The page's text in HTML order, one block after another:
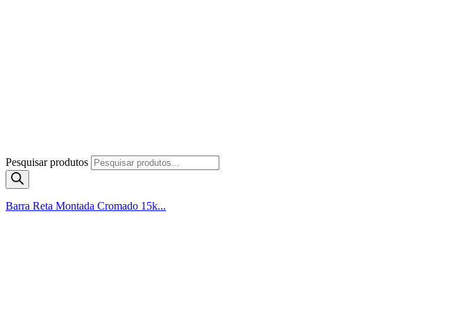
Pesquisar produtos
Barra Reta Montada Cromado 15k...